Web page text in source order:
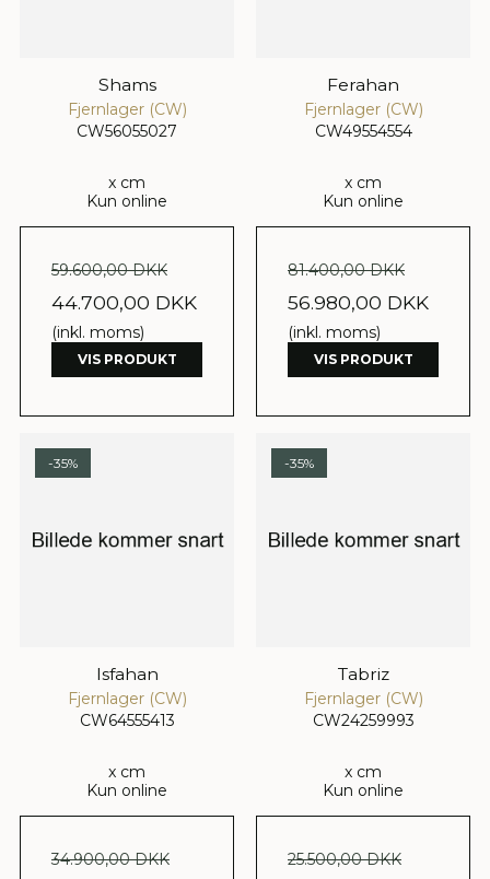
Shams
Fjernlager (CW)
CW56055027
x cm
Kun online
59.600,00 DKK
44.700,00 DKK
(inkl. moms)
VIS PRODUKT
Ferahan
Fjernlager (CW)
CW49554554
x cm
Kun online
81.400,00 DKK
56.980,00 DKK
(inkl. moms)
VIS PRODUKT
-35%
Isfahan
Fjernlager (CW)
CW64555413
x cm
Kun online
34.900,00 DKK
-35%
Tabriz
Fjernlager (CW)
CW24259993
x cm
Kun online
25.500,00 DKK